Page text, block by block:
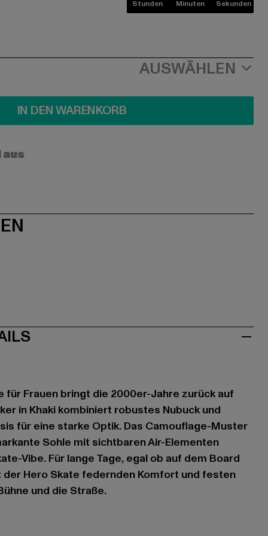
Stunden Minuten Sekunden
AUSWÄHLEN
IN DEN WARENKORB
für Frauen bringt die 2000er-Jahre zurück auf
in Khaki kombiniert robustes Nubuck und
für eine starke Optik. Das Camouflage-Muster
Sohle mit sichtbaren Air-Elementen
Vibe. Für lange Tage, egal ob auf dem Board
Hero Skate federnden Komfort und festen
und die Straße.